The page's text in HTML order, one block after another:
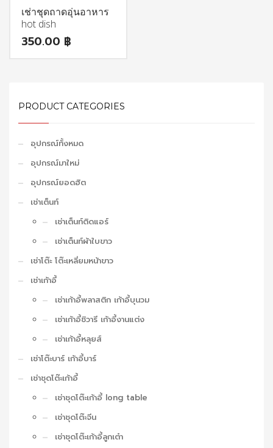
เช่าชุดถาดอุ่นอาหาร
hot dish
350.00 ฿
PRODUCT CATEGORIES
อุปกรณ์ทั้งหมด
อุปกรณ์มาใหม่
อุปกรณ์ยอดฮิต
เช่าเต็นท์
เช่าเต็นท์ติดแอร์
เช่าเต็นท์ผ้าใบขาว
เช่าโต๊ะ โต๊ะเหลี่ยมหน้าขาว
เช่าเก้าอี้
เช่าเก้าอี้พลาสติก เก้าอี้บุนวม
เช่าเก้าอี้ชิวารี เก้าอี้งานแต่ง
เช่าเก้าอี้หลุยส์
เช่าโต๊ะบาร์ เก้าอี้บาร์
เช่าชุดโต๊ะเก้าอี้
เช่าชุดโต๊ะเก้าอี้ long table
เช่าชุดโต๊ะจีน
เช่าชุดโต๊ะเก้าอี้ลูกเต๋า